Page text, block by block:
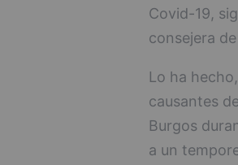
Covid-19,
consejera
Lo ha
causantes
Burgos
a un